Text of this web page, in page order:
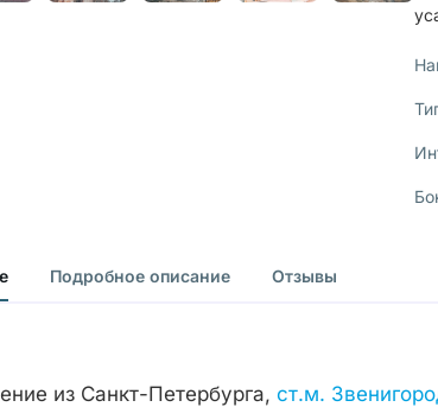
Подробное описание Отзывы
из Санкт-Петербурга, ст.м.